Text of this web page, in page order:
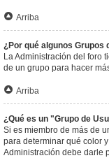
Arriba
¿Por qué algunos
La Administración del foro
de un grupo para hacer
Arriba
¿Qué es un "Grupo de
Si es miembro de más de
para determinar qué color
Administración debe darle